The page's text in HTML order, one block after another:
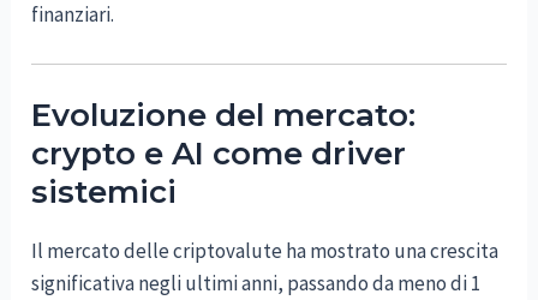
finanziari.
Evoluzione del mercato:
crypto e AI come driver
sistemici
Il mercato delle criptovalute ha mostrato una crescita
significativa negli ultimi anni, passando da meno di 1